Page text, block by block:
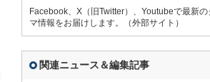
Facebook、X（旧Twitter）、Youtubeで最新の
マ情報をお届けします。（外部サイト）
関連ニュース＆編集記事